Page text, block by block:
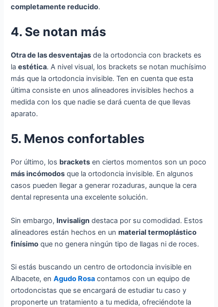
completamente reducido.
4. Se notan más
Otra de las desventajas de la ortodoncia con brackets es
laestética. A nivel visual, los brackets se notan muchísimo
más que la ortodoncia invisible. Ten en cuenta que esta
última consiste en unos alineadores invisibles hechos a
medida con los que nadie se dará cuenta de que llevas
aparato.
5. Menos confortables
Por último, los brackets en ciertos momentos son un poco
más incómodos que la ortodoncia invisible. En algunos
casos pueden llegar a generar rozaduras, aunque la cera
dental representa una excelente solución.
Sin embargo, Invisalign destaca por su comodidad. Estos
alineadores están hechos en unmaterial termoplástico
finísimo que no genera ningún tipo de llagas ni de roces.
Si estás buscando un centro de ortodoncia invisible en
Albacete, enAgudo Rosa contamos con un equipo de
ortodoncistas que se encargará de estudiar tu caso y
proponerte un tratamiento a tu medida, ofreciéndote la